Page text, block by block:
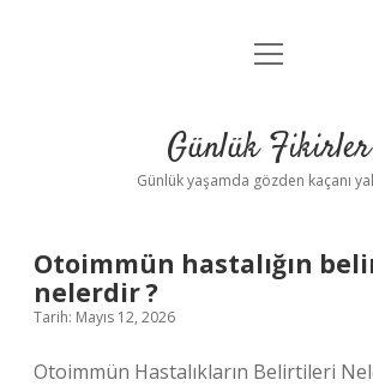
Anasayfa
Yasal Uyarı
menüyü
Günlük Fikirler
Günlük yaşamda gözden kaçanı
Otoimmün hastalığın
nelerdir ?
Tarih: Mayıs 12, 2026
Otoimmün Hastalıkların Belirtileri